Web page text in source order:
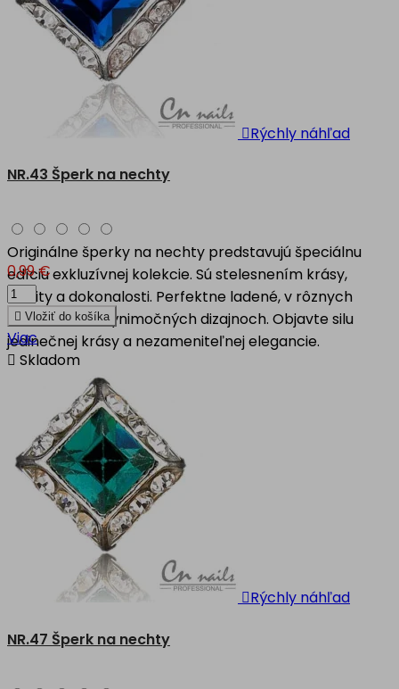
Rýchly náhľad
NR.43 Šperk na nechty
Originálne šperky na nechty predstavujú špeciálnu
edíciu exkluzívnej kolekcie. Sú stelesnením krásy,
kvality a dokonalosti. Perfektne ladené, v rôznych
motívoch, vo výnimočných dizajnoch. Objavte silu
jedinečnej krásy a nezameniteľnej elegancie.
0,99 €
 Vložiť do košíka
Viac
 Skladom
Rýchly náhľad
NR.47 Šperk na nechty